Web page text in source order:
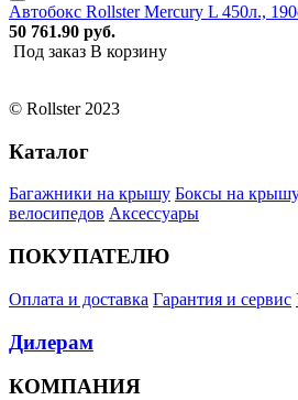
Автобокс Rollster Mercury L 450л.,
50 761.90 руб.
Под заказ В корзину
© Rollster 2023
Каталог
Багажники на крышу Боксы на
велосипедов Аксессуары
ПОКУПАТЕЛЮ
Оплата и доставка Гарантия и сервис
Дилерам
КОМПАНИЯ